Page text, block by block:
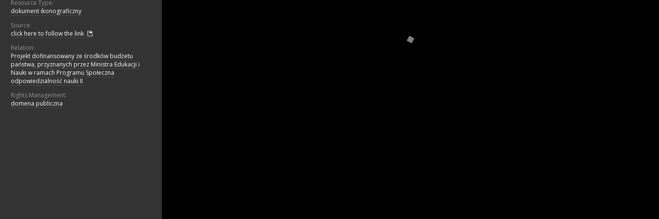
Resource Type:
dokument ikonograficzny
Source:
click here to follow the link
Relation:
Projekt dofinansowany ze środków budżetu
państwa, przyznanych przez Ministra Edukacji i
Nauki w ramach Programu Społeczna
odpowiedzialność nauki II
Rights Management:
domena publiczna